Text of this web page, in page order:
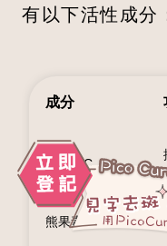
有以下活性成分
成分
維他命C
熊果素